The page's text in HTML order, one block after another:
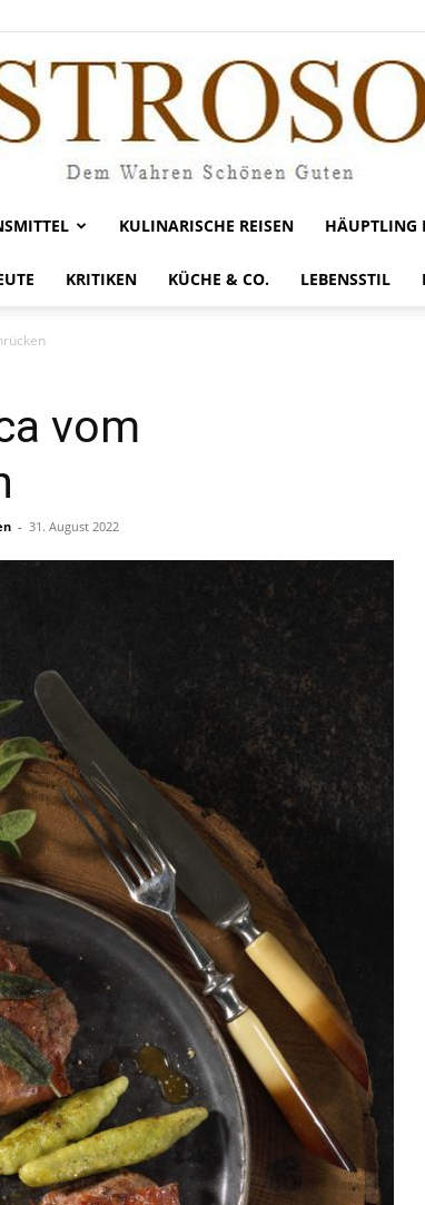
Gastrosofie
KULINARISCHE REISEN HÄUPTLING
KRITIKEN KÜCHE & CO. LEBENSSTIL
vom
- 31. August 2022